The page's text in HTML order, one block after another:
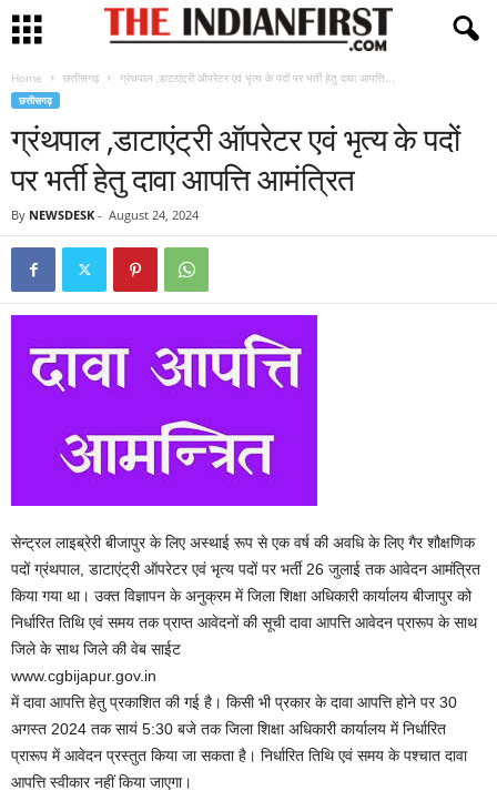
Home छत्तीसगढ़ ग्रंथपाल ,डाटाएंट्री ऑपरेटर एवं भृत्य के पदों पर भर्ती हेतु दावा आपत्ति...
छत्तीसगढ़
ग्रंथपाल ,डाटाएंट्री ऑपरेटर एवं भृत्य के पदों
पर भर्ती हेतु दावा आपत्ति आमंत्रित
By NEWSDESK - August 24, 2024
सेन्ट्रल लाइब्रेरी बीजापुर के लिए अस्थाई रूप से एक वर्ष की अवधि के लिए गैर शौक्षणिक
पदों ग्रंथपाल, डाटाएंट्री ऑपरेटर एवं भृत्य पदों पर भर्ती 26 जुलाई तक आवेदन आमंत्रित
किया गया था। उक्त विज्ञापन के अनुक्रम में जिला शिक्षा अधिकारी कार्यालय बीजापुर को
निर्धारित तिथि एवं समय तक प्राप्त आवेदनों की सूची दावा आपत्ति आवेदन प्रारूप के साथ
जिले के साथ जिले की वेब साईट
www.cgbijapur.gov.in
में दावा आपत्ति हेतु प्रकाशित की गई है। किसी भी प्रकार के दावा आपत्ति होने पर 30
अगस्त 2024 तक सायं 5:30 बजे तक जिला शिक्षा अधिकारी कार्यालय में निर्धारित
प्रारूप में आवेदन प्रस्तुत किया जा सकता है। निर्धारित तिथि एवं समय के पश्चात दावा
आपत्ति स्वीकार नहीं किया जाएगा।